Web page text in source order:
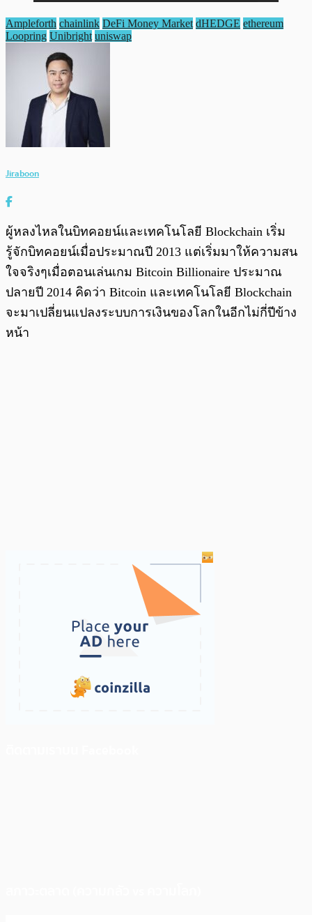
Ampleforth chainlink DeFi Money Market dHEDGE ethereum
Loopring Unibright uniswap
Jiraboon
ผู้หลงไหลในบิทคอยน์และเทคโนโลยี Blockchain เริ่ม
รู้จักบิทคอยน์เมื่อประมาณปี 2013 แต่เริ่มมาให้ความสน
ใจจริงๆเมื่อตอนเล่นเกม Bitcoin Billionaire ประมาณ
ปลายปี 2014 คิดว่า Bitcoin และเทคโนโลยี Blockchain
จะมาเปลี่ยนแปลงระบบการเงินของโลกในอีกไม่กี่ปีข้าง
หน้า